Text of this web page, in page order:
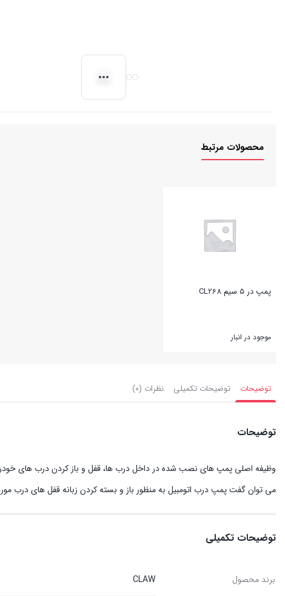
محصولات مرتبط
پمپ در 5 سیم CL268
موجود در انبار
توضیحات توضیحات تکمیلی نظرات (۰)
توضیحات
وظیفه اصلی پمپ های نصب شده در داخل درب‌ ها، قفل و باز کردن درب های خودرو
می توان گفت پمپ درب اتومبیل به منظور باز و بسته کردن زبانه قفل های درب
توضیحات تکمیلی
برند محصول CLAW